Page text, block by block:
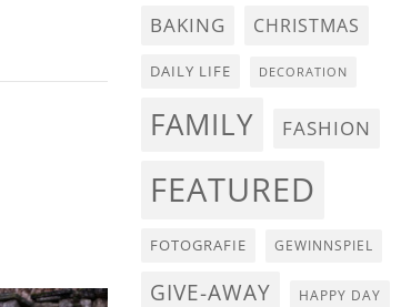
BAKING CHRISTMAS
DAILY LIFE DECORATION
FAMILY FASHION
FEATURED
FOTOGRAFIE GEWINNSPIEL
GIVE-AWAY HAPPY DAY